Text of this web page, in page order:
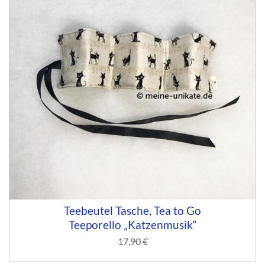
Teebeutel Tasche, Tea to Go
Teeporello „Katzenmusik“
17,90€